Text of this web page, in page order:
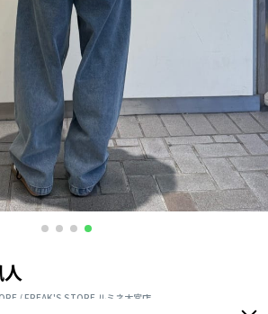
人
/ FREAK'S STORE ルミネ大宮店